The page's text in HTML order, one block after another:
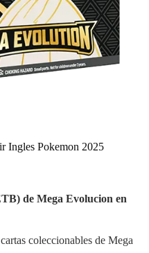
Ingles Pokemon 2025
de Mega Evolucion en
coleccionables de Mega